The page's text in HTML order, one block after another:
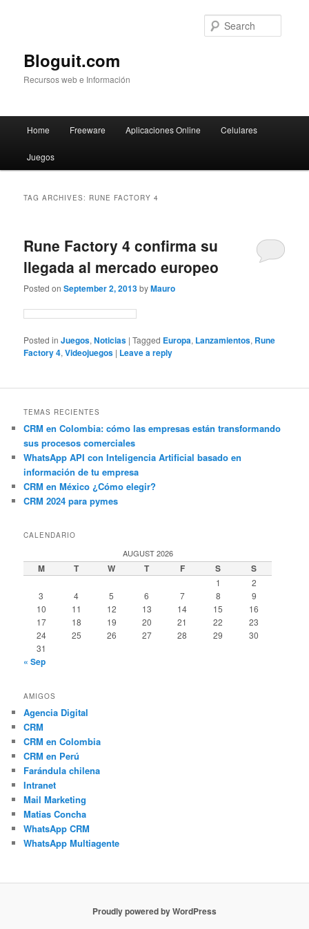
Bloguit.com
Recursos web e Información
Skip
to
Skip
to
Home Freeware Aplicaciones Online Celulares
Juegos
TAG ARCHIVES: RUNE FACTORY 4
Rune Factory 4 confirma su
llegada al mercado europeo
Posted onSeptember 2, 2013byMauro
Posted in Juegos,Noticias |Tagged Europa, Lanzamientos, Rune
Factory 4,Videojuegos | Leave a reply
TEMAS RECIENTES
CRM en Colombia: cómo las empresas están transformando
sus procesos comerciales
WhatsApp API con Inteligencia Artificial basado en
información de tu empresa
CRM en México ¿Cómo elegir?
CRM 2024 para pymes
CALENDARIO
AUGUST 2026
M T W T F S S
1
2
3
4 5 6 7 8
9
10
11 12 13 14 15
16
17
18 19 20 21 22
23
24
25 26 27 28 29
30
31
« Sep
AMIGOS
Agencia Digital
CRM
CRM en Colombia
CRM en Perú
Farándula chilena
Intranet
Mail Marketing
Matias Concha
WhatsApp CRM
WhatsApp Multiagente
Proudly powered by WordPress